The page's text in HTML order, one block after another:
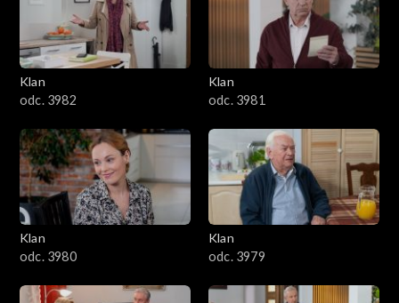
1401–1500
1301–1400
1201–1300
1101–1200
1001–1100
901–1000
801–900
Klan
odc. 3982
Klan
odc. 3981
Klan
odc. 3980
Klan
odc. 3979